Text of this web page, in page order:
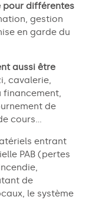
pour différentes
gestion
en garde du
aussi être
cavalerie,
financement,
de
cours…
entrant
PAB (pertes
de
le système